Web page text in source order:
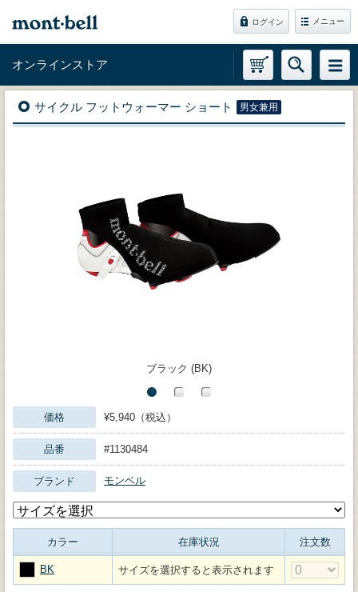
ログイン メニュー
オンラインストア
サイクル フットウォーマー ショート 男女兼用
ブラック (BK)
価格 ¥5,940（税込）
品番 #1130484
ブランド モンベル
カラー 在庫状況 注文数
BK サイズを選択すると表示されます